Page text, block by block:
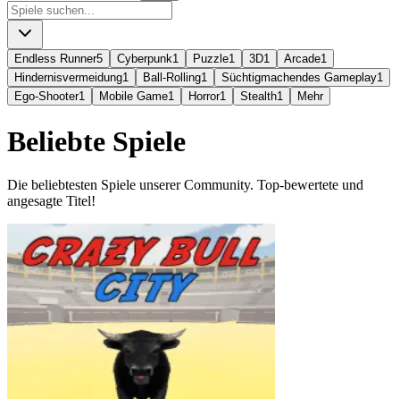
Endless Runner5 Cyberpunk1 Puzzle1 3D1 Arcade1
Hindernisvermeidung1 Ball-Rolling1 Süchtigmachendes Gameplay1
Ego-Shooter1 Mobile Game1 Horror1 Stealth1 Mehr
Beliebte Spiele
Die beliebtesten Spiele unserer Community. Top-bewertete und
angesagte Titel!